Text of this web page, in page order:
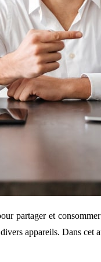
partager et
appareils. Dans cet